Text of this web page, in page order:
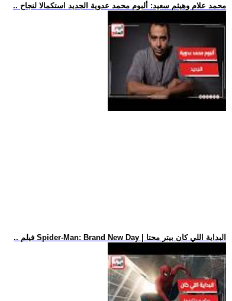
.. محمد علام وهيثم سعيد: ألبوم محمد عدوية الجديد استكمالا لنجاح
.. فيلم Spider-Man: Brand New Day | البداية اللي كان بيتر محتا